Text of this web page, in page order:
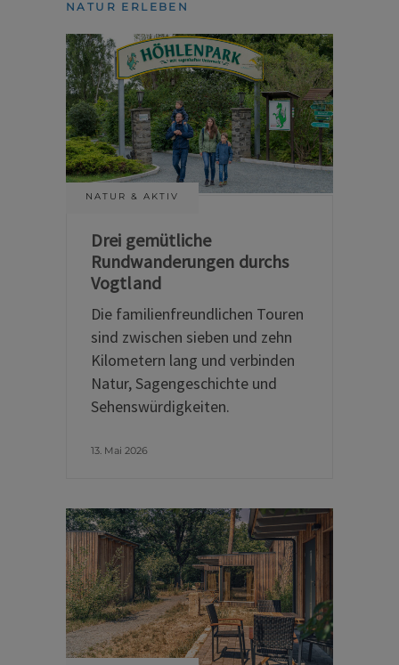
NATUR ERLEBEN
NATUR & AKTIV
Drei gemütliche
Rundwanderungen durchs
Vogtland
Die familienfreundlichen Touren
sind zwischen sieben und zehn
Kilometern lang und verbinden
Natur, Sagengeschichte und
Sehenswürdigkeiten.
13. Mai 2026